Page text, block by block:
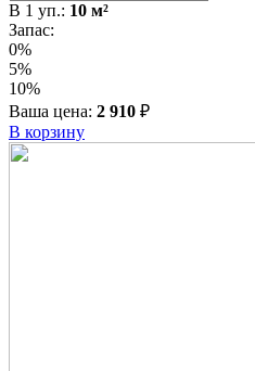
В 1 уп.: 10 м²
Запас:
0%
5%
10%
Ваша цена: 2 910 ₽
В корзину